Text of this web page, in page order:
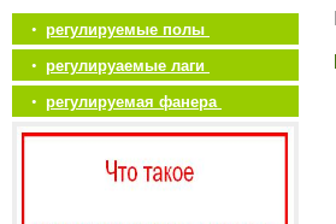
• регулируемые полы
• регулируаемые лаги
• регулируемая фанера